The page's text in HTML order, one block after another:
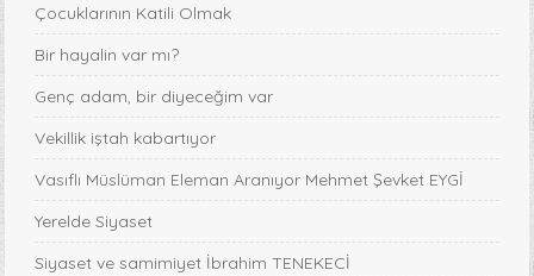
Çocuklarının Katili Olmak
Bir hayalin var mı?
Genç adam, bir diyeceğim var
Vekillik iştah kabartıyor
Vasıflı Müslüman Eleman Aranıyor Mehmet Şevket EYGİ
Yerelde Siyaset
Siyaset ve samimiyet İbrahim TENEKECİ